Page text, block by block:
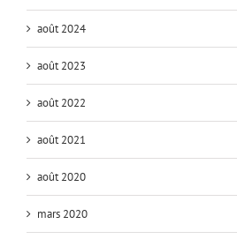
août 2024
août 2023
août 2022
août 2021
août 2020
mars 2020